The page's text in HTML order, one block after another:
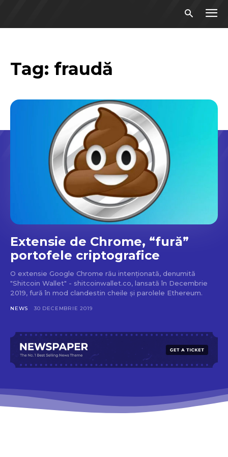
Tag: fraudă
Extensie de Chrome, “fură”
portofele criptografice
O extensie Google Chrome rău intenționată, denumită
"Shitcoin Wallet" - shitcoinwallet.co, lansată în Decembrie
2019, fură în mod clandestin cheile şi parolele Ethereum.
NEWS 30 DECEMBRIE 2019